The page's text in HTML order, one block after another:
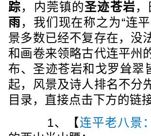
踪，内莞镇的圣迹苍岩
雨 ，我们现在称之为“连
景多数已经不复存在，没
和画卷来领略古代连平州
布、圣迹苍岩和戈罗耸翠
起，风景及诗人排名不分
目录，直接点击下方的链
1、【连平老八景